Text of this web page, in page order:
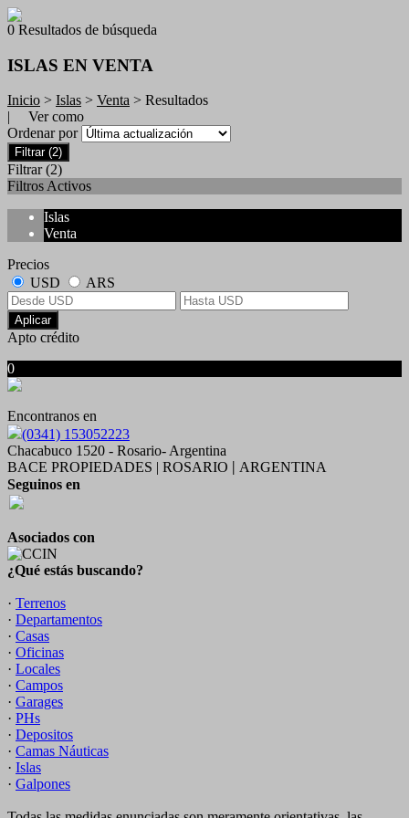
0 Resultados de búsqueda
ISLAS EN VENTA
Inicio > Islas > Venta > Resultados
| Ver como
Ordenar por
Filtrar (2)
Filtrar (2)
Filtros Activos
Islas
Venta
Precios
USD
ARS
Aplicar
Apto crédito
0
Encontranos en
(0341) 153052223
Chacabuco 1520 - Rosario- Argentina
BACE PROPIEDADES | ROSARIO
ARGENTINA
Seguinos en
Asociados con
¿Qué estás buscando?
· Terrenos
· Departamentos
· Casas
· Oficinas
· Locales
· Campos
· Garages
· PHs
· Depositos
· Camas Náuticas
· Islas
· Galpones